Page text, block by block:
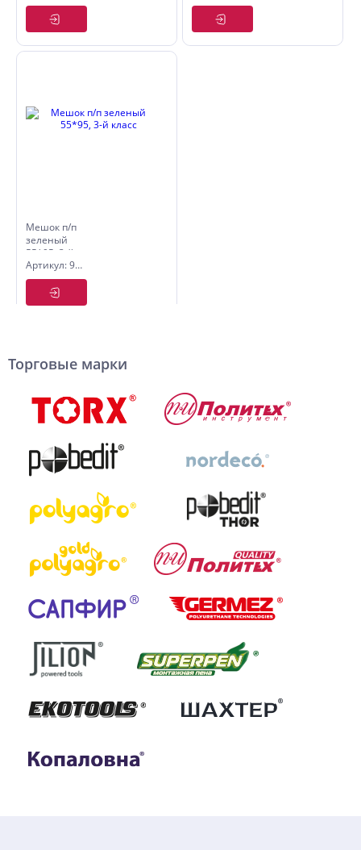
Мешок п/п
зеленый
55*95, 3-й
класс
Артикул: 9059105
Торговые марки